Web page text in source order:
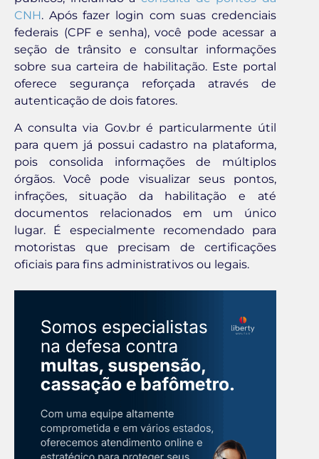
CNH. Após fazer login com suas credenciais
federais (CPF e senha), você pode acessar a
seção de trânsito e consultar informações
sobre sua carteira de habilitação. Este portal
oferece segurança reforçada através de
autenticação de dois fatores.
A consulta via Gov.br é particularmente útil
para quem já possui cadastro na plataforma,
pois consolida informações de múltiplos
órgãos. Você pode visualizar seus pontos,
infrações, situação da habilitação e até
documentos relacionados em um único
lugar. É especialmente recomendado para
motoristas que precisam de certificações
oficiais para fins administrativos ou legais.